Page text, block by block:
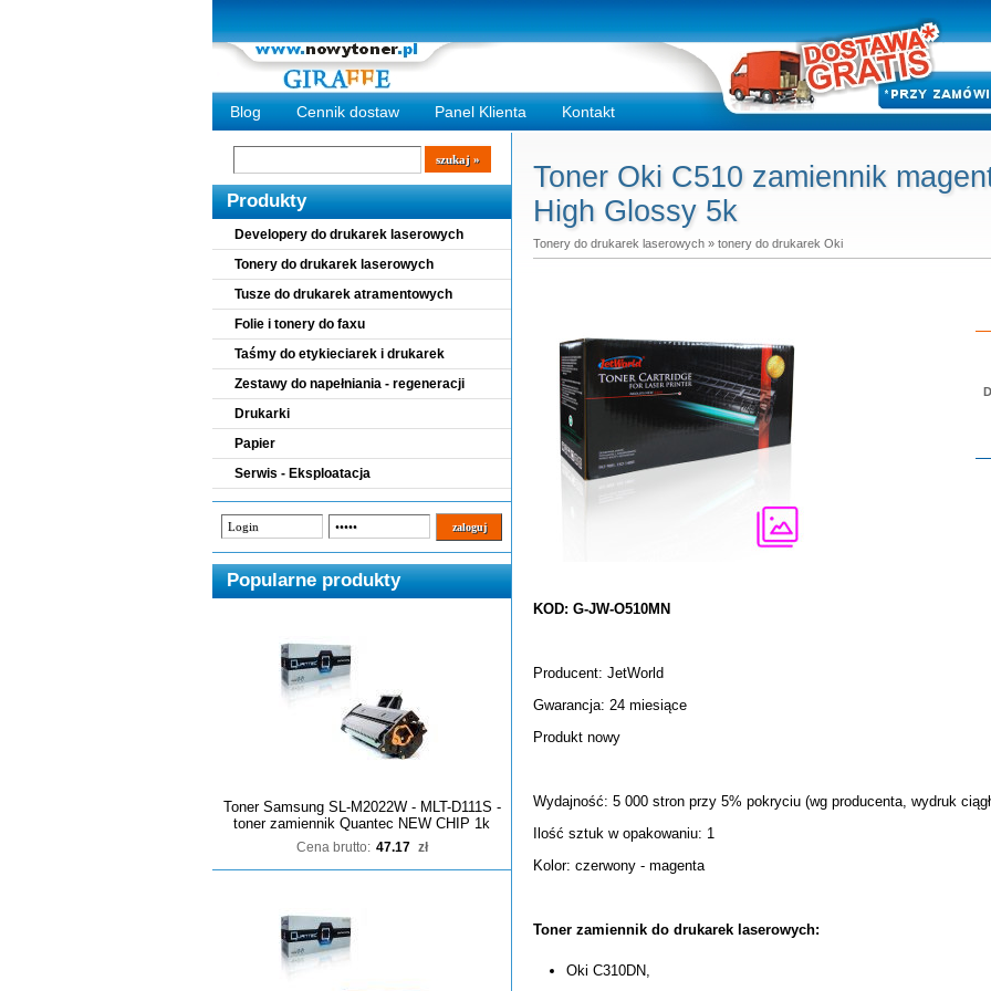
Blog Cennik dostaw Panel Klienta Kontakt
Wyszukiwarka
szukaj
Produkty
Developery do drukarek laserowych
Tonery do drukarek laserowych
Tusze do drukarek atramentowych
Folie i tonery do faxu
Taśmy do etykieciarek i drukarek
Zestawy do napełniania - regeneracji
Drukarki
Papier
Serwis - Eksploatacja
Popularne produkty
Toner Samsung SL-M2022W - MLT-D111S -
toner zamiennik Quantec NEW CHIP 1k
Cena brutto: 47.17 zł
Toner Oki C510 zamiennik
High Glossy 5k
Tonery do drukarek laserowych » tonery do drukarek Oki
KOD: G-JW-O510MN
Producent: JetWorld
Gwarancja: 24 miesiące
Produkt nowy
Wydajność: 5 000 stron przy 5% pokryciu (wg producenta, wydruk
Ilość sztuk w opakowaniu: 1
Kolor: czerwony - magenta
Toner zamiennik do drukarek laserowych:
Oki C310DN,